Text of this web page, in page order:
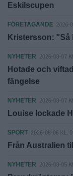
Eskilscupen
FÖRETAGANDE 2026-
Kristersson: "Så
NYHETER 2026-08-07
Hotade och
fängelse
NYHETER 2026-08-07
Louise lockade
SPORT 2026-08-06 KL.
Från Australien
NYHETER 2026-08-05